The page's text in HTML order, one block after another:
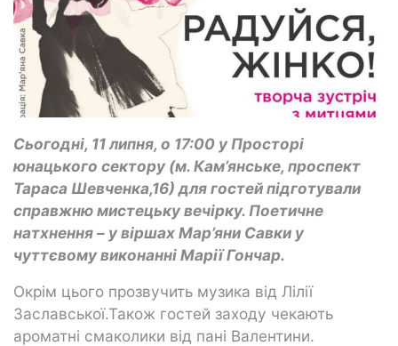
Сьогодні, 11 липня, о 17:00 у Просторі
юнацького сектору (м. Кам’янське, проспект
Тараса Шевченка,16) для гостей підготували
справжню мистецьку вечірку. Поетичне
натхнення – у віршах Мар’яни Савки у
чуттєвому виконанні Марії Гончар.
Окрім цього прозвучить музика від Лілії
Заславської.Також гостей заходу чекають
ароматні смаколики від пані Валентини.